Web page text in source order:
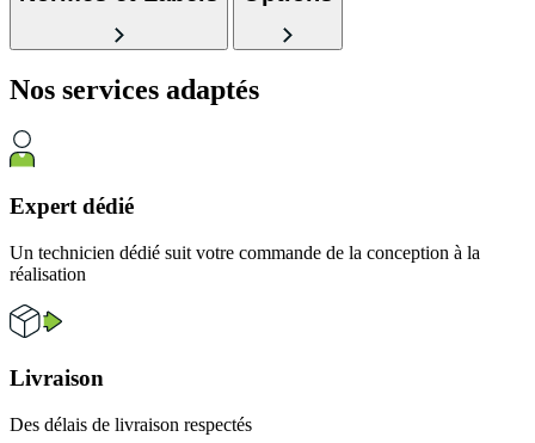
Nos services adaptés
Expert dédié
Un technicien dédié suit votre commande de la conception à la
réalisation
Livraison
Des délais de livraison respectés